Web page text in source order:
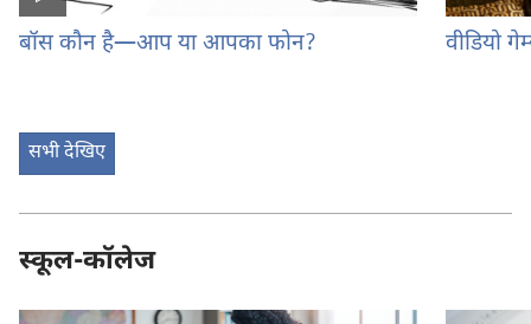
बॉस कौन है—आप या आपका फोन? वीडियो
सभी देखिए
स्कूल-कॉलेज